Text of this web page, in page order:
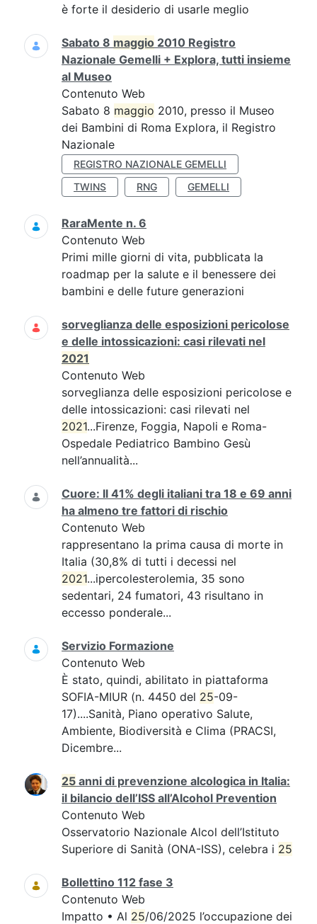
è forte il desiderio di usarle meglio
Sabato 8 maggio 2010 Registro
Nazionale Gemelli + Explora, tutti insieme
al Museo
Contenuto Web
Sabato 8 maggio 2010, presso il Museo
dei Bambini di Roma Explora, il Registro
Nazionale
REGISTRO NAZIONALE GEMELLI
TWINS
RNG GEMELLI
RaraMente n. 6
Contenuto Web
Primi mille giorni di vita, pubblicata la
roadmap per la salute e il benessere dei
bambini e delle future generazioni
sorveglianza delle esposizioni pericolose
e delle intossicazioni: casi rilevati nel
2021
Contenuto Web
sorveglianza delle esposizioni pericolose e
delle intossicazioni: casi rilevati nel
2021...Firenze, Foggia, Napoli e Roma-
Ospedale Pediatrico Bambino Gesù
nell’annualità...
Cuore: Il 41% degli italiani tra 18 e 69 anni
ha almeno tre fattori di rischio
Contenuto Web
rappresentano la prima causa di morte in
Italia (30,8% di tutti i decessi nel
2021...ipercolesterolemia, 35 sono
sedentari, 24 fumatori, 43 risultano in
eccesso ponderale...
Servizio Formazione
Contenuto Web
È stato, quindi, abilitato in piattaforma
SOFIA-MIUR (n. 4450 del 25-09-
17)....Sanità, Piano operativo Salute,
Ambiente, Biodiversità e Clima (PRACSI,
Dicembre...
25 anni di prevenzione alcologica in Italia:
il bilancio dell’ISS all’Alcohol Prevention
Contenuto Web
Osservatorio Nazionale Alcol dell’Istituto
Superiore di Sanità (ONA-ISS), celebra i 25
Bollettino 112 fase 3
Contenuto Web
Impatto • Al 25/06/2025 l’occupazione dei